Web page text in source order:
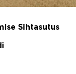
Sihtasutus